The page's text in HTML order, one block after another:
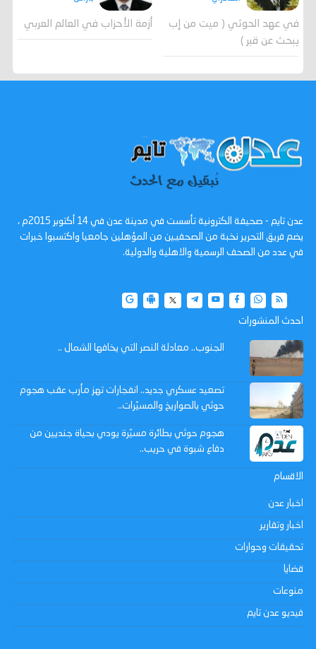
في عهد الحوثي ( ميت من إب
يبحث عن قبر )
أزمة الأحزاب في العالم العربي
عدن تايم - صحيفة الكترونية تأسست في مدينة عدن في 14 أكتوبر 2015م ،
يضم فريق التحرير نخبة من الصحفيين من المؤهلين جامعيا واكتسبوا خبرات
في عدد من الصحف الرسمية والاهلية والدولية.
احدث المنشورات
الجنوب.. معادلة النصر التي يخافها الشمال ..
تصعيد عسكري جديد.. انفجارات تهز مأرب عقب هجوم
حوثي بالصواريخ والمسيّرات..
هجوم حوثي بطائرة مسيّرة يودي بحياة جنديين من
دفاع شبوة في حريب..
الاقسام
اخبار عدن
اخبار وتقارير
تحقيقات وحوارات
قضايا
منوعات
فيديو عدن تايم